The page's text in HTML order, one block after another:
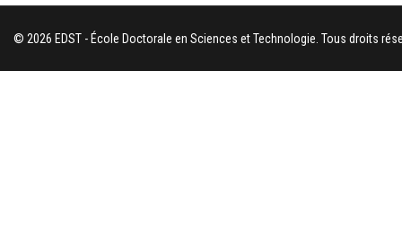
© 2026 EDST - École Doctorale en Sciences et Technologie. Tous droits